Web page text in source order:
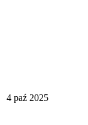
4 paź 2025